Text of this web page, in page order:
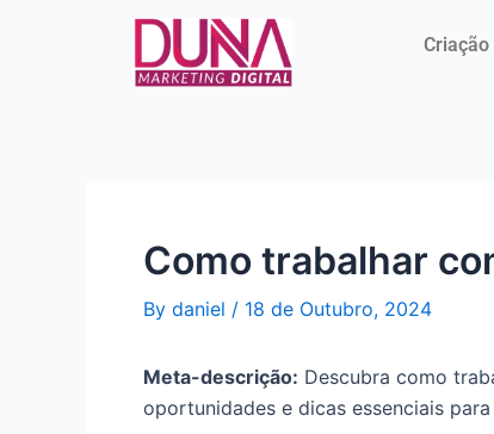
Criação
Como trabalhar
By daniel / 18 de Outubro, 2024
Meta-descrição: Descubra como
oportunidades e dicas essenciais
navigation